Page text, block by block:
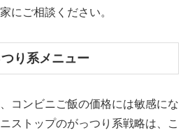
にご相談ください。
り系メニュー
コンビニご飯の価格には敏感にな
ストップのがっつり系戦略は、こ